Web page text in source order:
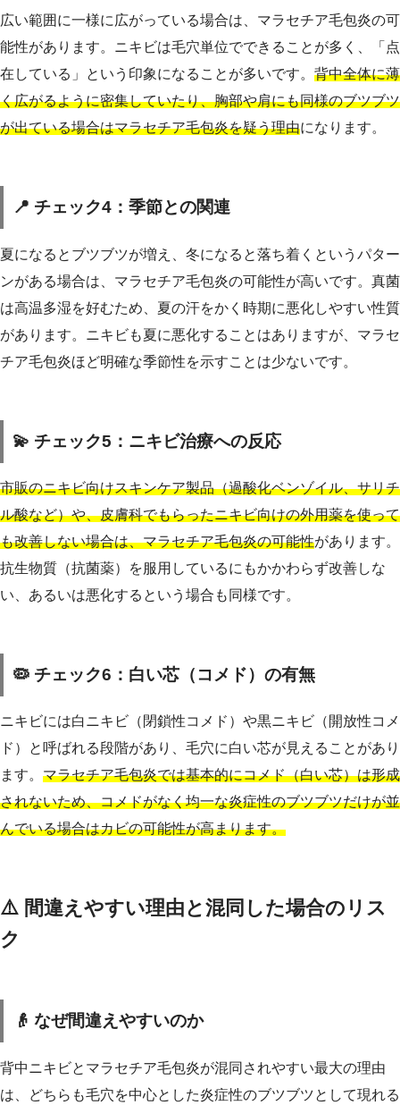
広い範囲に一様に広がっている場合は、マラセチア毛包炎の可
能性があります。ニキビは毛穴単位でできることが多く、「点
在している」という印象になることが多いです。 背中全体に薄
く広がるように密集していたり、胸部や肩にも同様のブツブツ
が出ている場合はマラセチア毛包炎を疑う理由になります。
📍 チェック4：季節との関連
夏になるとブツブツが増え、冬になると落ち着くというパター
ンがある場合は、マラセチア毛包炎の可能性が高いです。真菌
は高温多湿を好むため、夏の汗をかく時期に悪化しやすい性質
があります。ニキビも夏に悪化することはありますが、マラセ
チア毛包炎ほど明確な季節性を示すことは少ないです。
💫 チェック5：ニキビ治療への反応
市販のニキビ向けスキンケア製品（過酸化ベンゾイル、サリチ
ル酸など）や、皮膚科でもらったニキビ向けの外用薬を使って
も改善しない場合は、マラセチア毛包炎の可能性があります。
抗生物質（抗菌薬）を服用しているにもかかわらず改善しな
い、あるいは悪化するという場合も同様です。
🦠 チェック6：白い芯（コメド）の有無
ニキビには白ニキビ（閉鎖性コメド）や黒ニキビ（開放性コメ
ド）と呼ばれる段階があり、毛穴に白い芯が見えることがあり
ます。 マラセチア毛包炎では基本的にコメド（白い芯）は形成
されないため、コメドがなく均一な炎症性のブツブツだけが並
んでいる場合はカビの可能性が高まります。
⚠️ 間違えやすい理由と混同した場合のリス
ク
👴 なぜ間違えやすいのか
背中ニキビとマラセチア毛包炎が混同されやすい最大の理由
は、どちらも毛穴を中心とした炎症性のブツブツとして現れる